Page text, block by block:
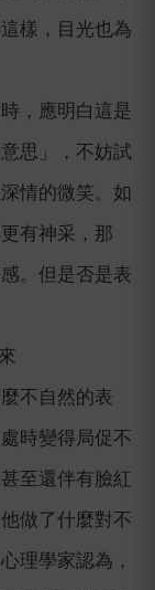
樣，目光也為
，應明白這是
思」，不妨試
情的微笑。如
有神采，那
。但是否是表
不自然的表
時變得局促不
至還伴有臉紅
做了什麼對不
理學家認為，